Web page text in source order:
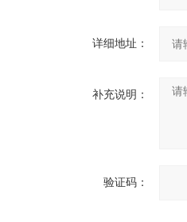
详细地址：
补充说明：
验证码：